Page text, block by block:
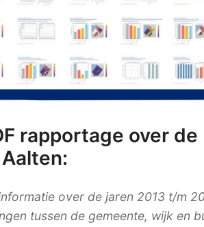
rapportage over
over de jaren 2013 t/m
tussen de gemeente, wijk en